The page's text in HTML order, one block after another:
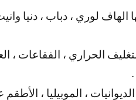
لوري ، دباب ، دنيا
الحراري ، الفقاعات ،
، الموبيليا ،